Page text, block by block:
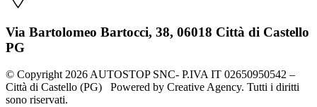
Via Bartolomeo Bartocci, 38, 06018 Città di Castello
PG
© Copyright 2026 AUTOSTOP SNC- P.IVA IT 02650950542 –
Città di Castello (PG) Powered by Creative Agency. Tutti i diritti
sono riservati.